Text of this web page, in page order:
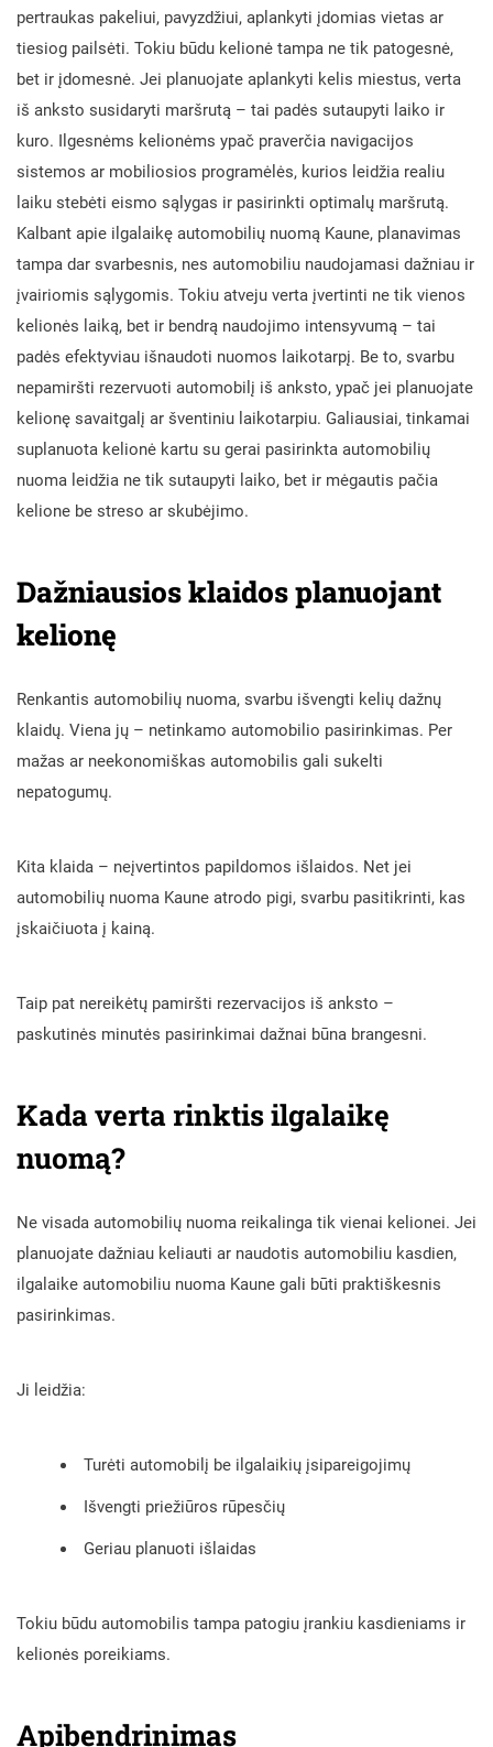
pertraukas pakeliui, pavyzdžiui, aplankyti įdomias vietas ar
tiesiog pailsėti. Tokiu būdu kelionė tampa ne tik patogesnė,
bet ir įdomesnė. Jei planuojate aplankyti kelis miestus, verta
iš anksto susidaryti maršrutą – tai padės sutaupyti laiko ir
kuro. Ilgesnėms kelionėms ypač praverčia navigacijos
sistemos ar mobiliosios programėlės, kurios leidžia realiu
laiku stebėti eismo sąlygas ir pasirinkti optimalų maršrutą.
Kalbant apie ilgalaikę automobilių nuomą Kaune, planavimas
tampa dar svarbesnis, nes automobiliu naudojamasi dažniau ir
įvairiomis sąlygomis. Tokiu atveju verta įvertinti ne tik vienos
kelionės laiką, bet ir bendrą naudojimo intensyvumą – tai
padės efektyviau išnaudoti nuomos laikotarpį. Be to, svarbu
nepamiršti rezervuoti automobilį iš anksto, ypač jei planuojate
kelionę savaitgalį ar šventiniu laikotarpiu. Galiausiai, tinkamai
suplanuota kelionė kartu su gerai pasirinkta automobilių
nuoma leidžia ne tik sutaupyti laiko, bet ir mėgautis pačia
kelione be streso ar skubėjimo.
Dažniausios klaidos planuojant
kelionę
Renkantis automobilių nuoma, svarbu išvengti kelių dažnų
klaidų. Viena jų – netinkamo automobilio pasirinkimas. Per
mažas ar neekonomiškas automobilis gali sukelti
nepatogumų.
Kita klaida – neįvertintos papildomos išlaidos. Net jei
automobilių nuoma Kaune atrodo pigi, svarbu pasitikrinti, kas
įskaičiuota į kainą.
Taip pat nereikėtų pamiršti rezervacijos iš anksto –
paskutinės minutės pasirinkimai dažnai būna brangesni.
Kada verta rinktis ilgalaikę
nuomą?
Ne visada automobilių nuoma reikalinga tik vienai kelionei. Jei
planuojate dažniau keliauti ar naudotis automobiliu kasdien,
ilgalaike automobiliu nuoma Kaune gali būti praktiškesnis
pasirinkimas.
Ji leidžia:
Turėti automobilį be ilgalaikių įsipareigojimų
Išvengti priežiūros rūpesčių
Geriau planuoti išlaidas
Tokiu būdu automobilis tampa patogiu įrankiu kasdieniams ir
kelionės poreikiams.
Apibendrinimas